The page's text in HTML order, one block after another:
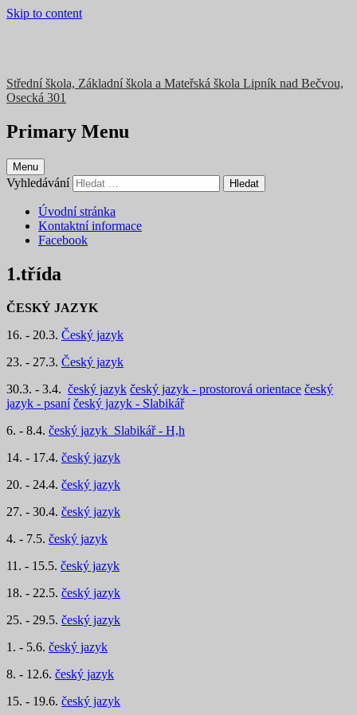
Skip to content
Střední škola, Základní škola a Mateřská škola Lipník nad Bečvou,
Osecká 301
Primary Menu
Menu
Vyhledávání
Úvodní stránka
Kontaktní informace
Facebook
1.třída
ČESKÝ JAZYK
16. - 20.3. Český jazyk
23. - 27.3. Český jazyk
30.3. - 3.4. český jazyk český jazyk - prostorová orientace český
jazyk - psaní český jazyk - Slabikář
6. - 8.4. český jazyk Slabikář - H,h
14. - 17.4. český jazyk
20. - 24.4. český jazyk
27. - 30.4. český jazyk
4. - 7.5. český jazyk
11. - 15.5. český jazyk
18. - 22.5. český jazyk
25. - 29.5. český jazyk
1. - 5.6. český jazyk
8. - 12.6. český jazyk
15. - 19.6. český jazyk